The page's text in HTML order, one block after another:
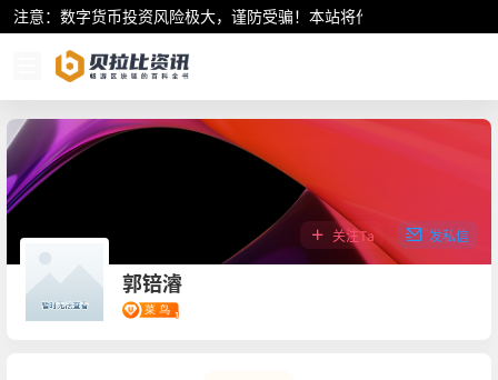
注意：数字货币投资风险极大，谨防受骗！本站将作为行业资讯共享
郭锫濬
关注Ta 发私信